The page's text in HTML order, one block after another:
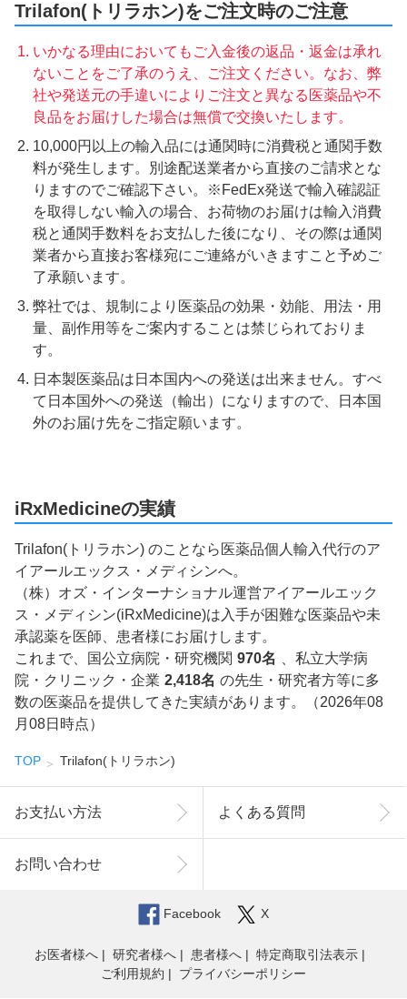
Trilafon(トリラホン)をご注文時のご注意
いかなる理由においてもご入金後の返品・返金は承れ
ないことをご了承のうえ、ご注文ください。なお、弊
社や発送元の手違いによりご注文と異なる医薬品や不
良品をお届けした場合は無償で交換いたします。
10,000円以上の輸入品には通関時に消費税と通関手数
料が発生します。別途配送業者から直接のご請求とな
りますのでご確認下さい。※FedEx発送で輸入確認証
を取得しない輸入の場合、お荷物のお届けは輸入消費
税と通関手数料をお支払した後になり、その際は通関
業者から直接お客様宛にご連絡がいきますこと予めご
了承願います。
弊社では、規制により医薬品の効果・効能、用法・用
量、副作用等をご案内することは禁じられておりま
す。
日本製医薬品は日本国内への発送は出来ません。すべ
て日本国外への発送（輸出）になりますので、日本国
外のお届け先をご指定願います。
iRxMedicineの実績
Trilafon(トリラホン) のことなら医薬品個人輸入代行のア
イアールエックス・メディシンへ。
（株）オズ・インターナショナル運営アイアールエック
ス・メディシン(iRxMedicine)は入手が困難な医薬品や未
承認薬を医師、患者様にお届けします。
これまで、国公立病院・研究機関 970名
、私立大学病
院・クリニック・企業 2,418名 の先生・研究者方等に多
数の医薬品を提供してきた実績があります。（2026年08
月08日時点）
TOP Trilafon(トリラホン)
お支払い方法 よくある質問
お問い合わせ
Facebook X
お医者様へ 研究者様へ 患者様へ
特定商取引法表示
ご利用規約
プライバシーポリシー